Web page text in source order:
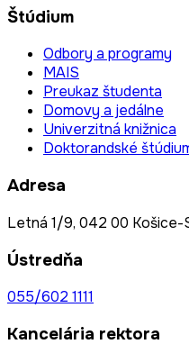
Štúdium
Odbory a programy
MAIS
Preukaz študenta
Domovy a jedálne
Univerzitná knižnica
Doktorandské
Adresa
Letná 1/9, 042 00 Košice-
Ústredňa
055/602 1111
Kancelária rektora